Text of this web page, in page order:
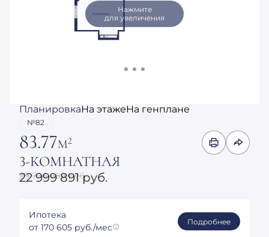
Нажмите
для увеличения
ПланировкаНа этажеНа генплане
№82
83.77М2
3-КОМНАТНАЯ
29 796 989 руб.
22 999 891 руб.
Ипотека
от 170 605 руб./мес
Подробнее